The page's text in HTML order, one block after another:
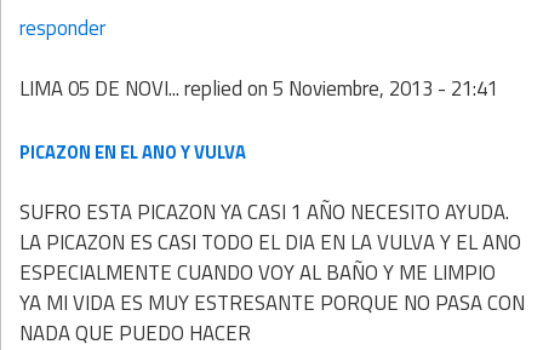
responder
LIMA 05 DE NOVI...replied on5 Noviembre, 2013 - 21:41
PICAZON EN EL ANO Y VULVA
SUFRO ESTA PICAZON YA CASI 1 AÑO NECESITO AYUDA.
LA PICAZON ES CASI TODO EL DIA EN LA VULVA Y EL ANO
ESPECIALMENTE CUANDO VOY AL BAÑO Y ME LIMPIO
YA MI VIDA ES MUY ESTRESANTE PORQUE NO PASA CON
NADA QUE PUEDO HACER